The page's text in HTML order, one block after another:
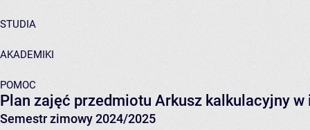
STUDIA
AKADEMIKI
POMOC
Plan zajęć przedmiotu Arkusz kalkulacyjny
Semestr zimowy 2024/2025